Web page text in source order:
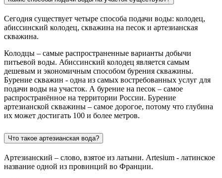
Сегодня существует четыре способа подачи воды: колодец,
абиссинский колодец, скважина на песок и артезианская
скважина.
Колодцы – самые распространенные варианты добычи
питьевой воды. Абиссинский колодец является самым
дешевым и экономичным способом бурения скважины.
Бурение скважин - одна из самых востребованных услуг для
подачи воды на участок. А бурение на песок – самое
распространённое на территории России. Бурение
артезианской скважины – самое дорогое, потому что глубина
их может достигать 100 и более метров.
Что такое артезианская вода?
Артезианский – слово, взятое из латыни. Artesium - латинское
название одной из провинций во Франции.